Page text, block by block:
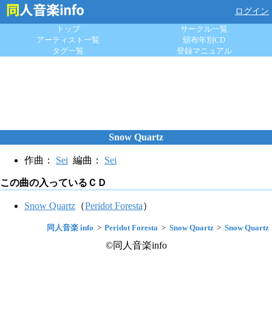
ログイン
トップ
サークル一覧
アーティスト一覧
頒布年別CD
タグ一覧
登録マニュアル
Snow Quartz
作曲： Sei 編曲： Sei
この曲の入っているＣＤ
Snow Quartz （Peridot Foresta）
同人音楽 info Peridot Foresta Snow Quartz Snow Quartz
©同人音楽info